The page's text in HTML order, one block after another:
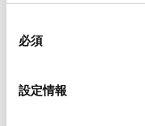
ことがあります。
Google Analytics利用
必須
設定情報
Environment &